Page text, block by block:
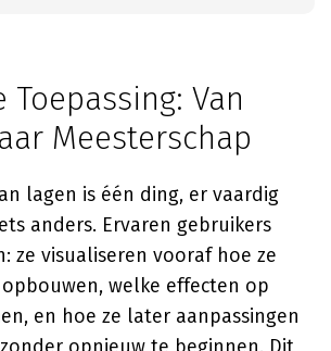
Toepassing: Van
Meesterschap
lagen is één ding, er vaardig
anders. Ervaren gebruikers
ze visualiseren vooraf hoe ze
welke effecten op
en hoe ze later aanpassingen